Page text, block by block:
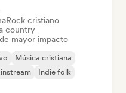
Rock cristiano
country
mayor impacto
Música cristiana
Indie folk